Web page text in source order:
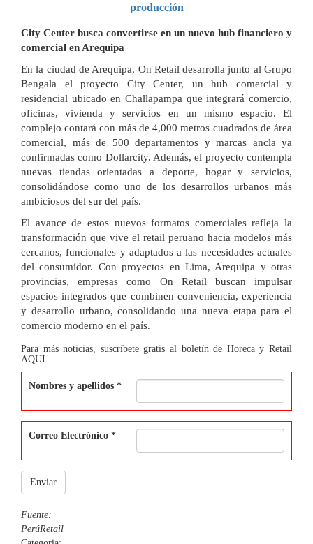
producción
City Center busca convertirse en un nuevo hub financiero y
comercial en Arequipa
En la ciudad de Arequipa, On Retail desarrolla junto al Grupo
Bengala el proyecto City Center, un hub comercial y
residencial ubicado en Challapampa que integrará comercio,
oficinas, vivienda y servicios en un mismo espacio. El
complejo contará con más de 4,000 metros cuadrados de área
comercial, más de 500 departamentos y marcas ancla ya
confirmadas como Dollarcity. Además, el proyecto contempla
nuevas tiendas orientadas a deporte, hogar y servicios,
consolidándose como uno de los desarrollos urbanos más
ambiciosos del sur del país.
El avance de estos nuevos formatos comerciales refleja la
transformación que vive el retail peruano hacia modelos más
cercanos, funcionales y adaptados a las necesidades actuales
del consumidor. Con proyectos en Lima, Arequipa y otras
provincias, empresas como On Retail buscan impulsar
espacios integrados que combinen conveniencia, experiencia
y desarrollo urbano, consolidando una nueva etapa para el
comercio moderno en el país.
Para más noticias, suscríbete gratis al boletín de Horeca y Retail
AQUI:
Nombres y apellidos *
Correo Electrónico *
Enviar
Fuente:
PerúRetail